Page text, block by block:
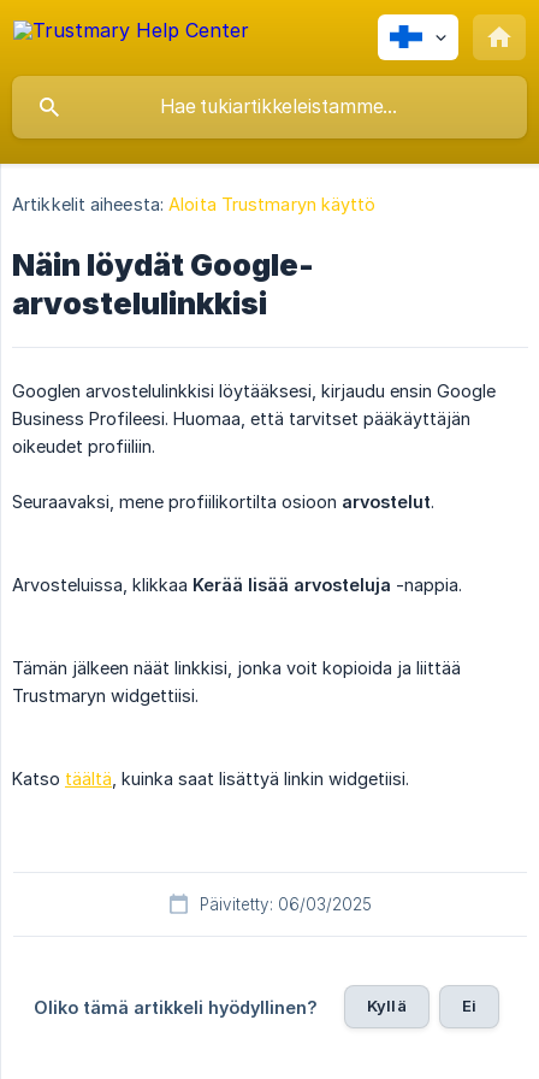
Artikkelit aiheesta: Aloita Trustmaryn käyttö
Näin löydät Google-
arvostelulinkkisi
Googlen arvostelulinkkisi löytääksesi, kirjaudu ensin Google
Business Profileesi. Huomaa, että tarvitset pääkäyttäjän
oikeudet profiiliin.
Seuraavaksi, mene profiilikortilta osioon arvostelut.
Arvosteluissa, klikkaa Kerää lisää arvosteluja -nappia.
Tämän jälkeen näät linkkisi, jonka voit kopioida ja liittää
Trustmaryn widgettiisi.
Katso täältä , kuinka saat lisättyä linkin widgetiisi.
Päivitetty: 06/03/2025
Oliko tämä artikkeli hyödyllinen? Kyllä Ei